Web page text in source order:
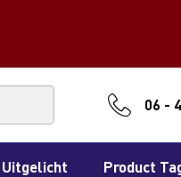
06 -
Uitgelicht Product